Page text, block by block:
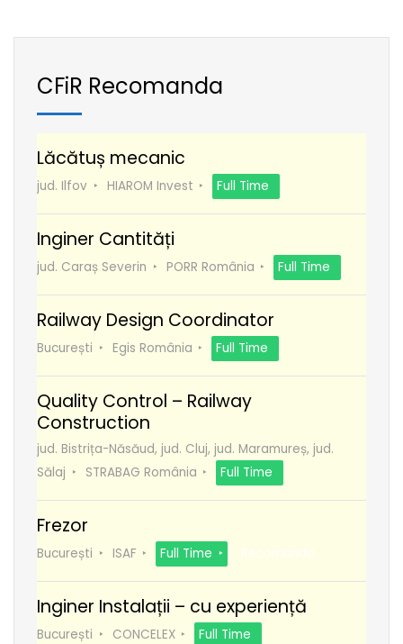
CFiR Recomanda
Lăcătuș mecanic
jud. Ilfov HIAROM Invest Full Time
Inginer Cantități
jud. Caraș Severin PORR România Full Time
Railway Design Coordinator
București Egis România Full Time
Quality Control – Railway
Construction
jud. Bistrița-Năsăud, jud. Cluj, jud. Maramureș, jud.
Sălaj
STRABAG România Full Time
Frezor
București ISAF Full Time Recomanda
Inginer Instalații – cu experiență
București CONCELEX Full Time